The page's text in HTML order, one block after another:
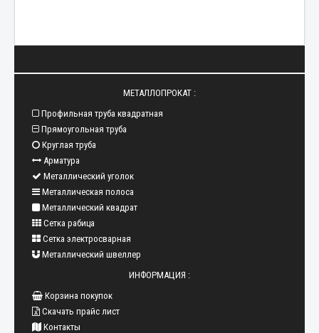
МЕТАЛЛОПРОКАТ :
Профильная труба квадратная
Прямоугольная труба
Круглая труба
Арматура
Металлический уголок
Металлическая полоса
Металлический квадрат
Сетка рабица
Сетка электросварная
Металлический швеллер
ИНФОРМАЦИЯ :
Корзина покупок
Скачать прайс лист
Контакты